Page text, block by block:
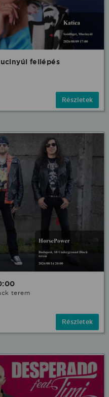
fellépés
Részletek
terem
Részletek